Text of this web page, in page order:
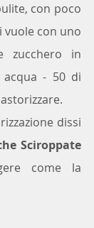
con poco
vuole con uno
zucchero in
- 50 di
dissi
Sciroppate
come la